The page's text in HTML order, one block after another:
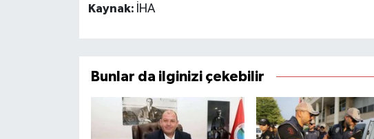
Kaynak: İHA
Bunlar da ilginizi çekebilir